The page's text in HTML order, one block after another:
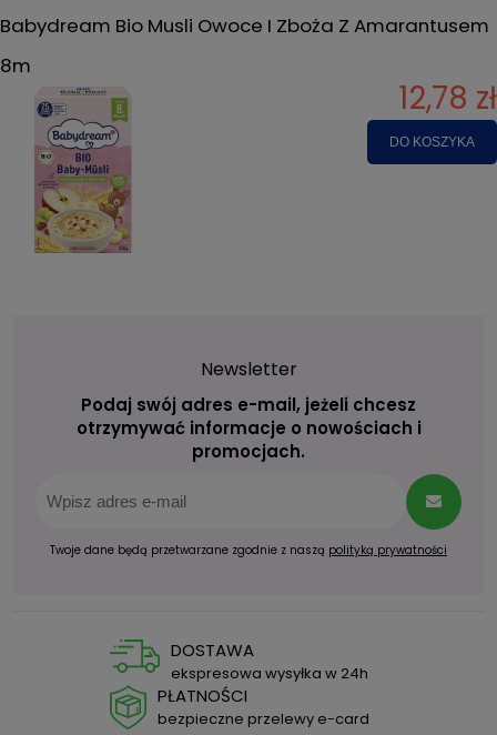
Babydream Bio Musli Owoce I Zboża Z Amarantusem
8m
12,78 zł
DO KOSZYKA
Newsletter
Podaj swój adres e-mail, jeżeli chcesz
otrzymywać informacje o nowościach i
promocjach.
Twoje dane będą przetwarzane zgodnie z naszą polityką prywatności
DOSTAWA
ekspresowa wysyłka w 24h
PŁATNOŚCI
bezpieczne przelewy e-card